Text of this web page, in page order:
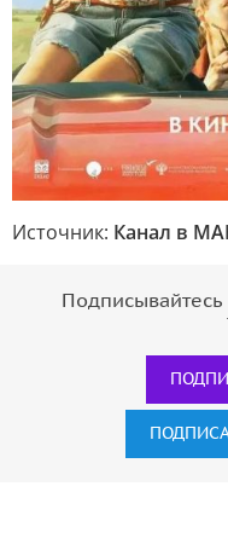
Источник: Канал в